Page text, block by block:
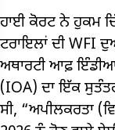
ਹਾਈ ਕੋਰਟ ਨੇ ਹੁਕਮ
ਟਰਾਇਲਾਂ ਦੀ WFI
ਅਥਾਰਟੀ ਆਫ਼
(IOA) ਦਾ ਇੱਕ
ਸੀ, “ਅਪੀਲਕਰਤਾ